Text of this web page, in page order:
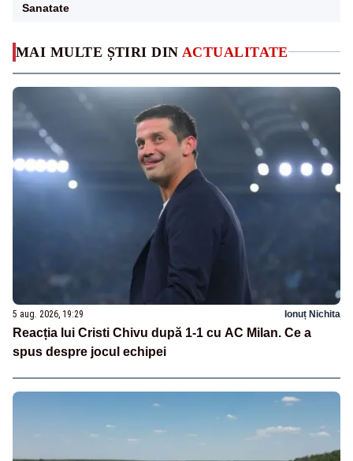
MAI MULTE ȘTIRI DIN ACTUALITATE
5 aug. 2026, 19:29 Ionuț Nichita
Reacția lui Cristi Chivu după 1-1 cu AC Milan. Ce a
spus despre jocul echipei
Sanatate